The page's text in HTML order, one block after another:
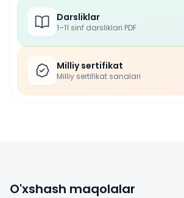
Darsliklar
1–11 sinf darsliklari PDF
Milliy sertifikat
Milliy sertifikat sanalari
O'xshash maqolalar